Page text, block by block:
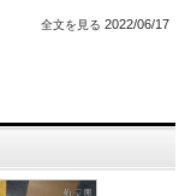
2022/06/17